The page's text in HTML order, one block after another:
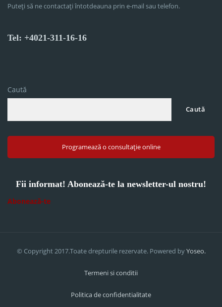
Puteți să ne contactați întotdeauna prin e-mail sau telefon.
Tel: +4021-311-16-16
Caută
Caută
Programează o consultație online
Fii informat! Abonează-te la newsletter-ul nostru!
Abonează-te
© Copyright 2017.Toate drepturile rezervate. Powered byYoseo.
Termeni si conditii
Politica de confidentialitate